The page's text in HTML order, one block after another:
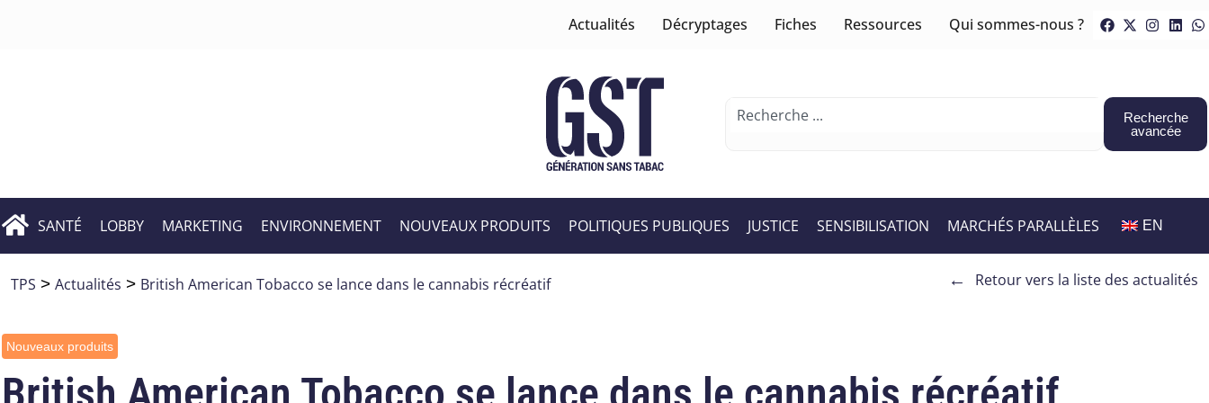
Actualités Décryptages Fiches Ressources Qui sommes-nous ?
Recherche
avancée
SANTÉ LOBBY MARKETING ENVIRONNEMENT NOUVEAUX PRODUITS POLITIQUES PUBLIQUES JUSTICE SENSIBILISATION MARCHÉS PARALLÈLES EN
TPS > Actualités > British American Tobacco se lance dans le cannabis récréatif ← Retour vers la liste des actualités
Nouveaux produits